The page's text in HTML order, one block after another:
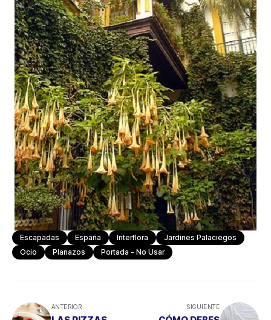
Escapadas España Interflora
Jardines Palaciegos
Ocio
Planazos Portada - No Usar
ANTERIOR SIGUIENTE